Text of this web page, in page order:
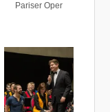
Pariser Oper